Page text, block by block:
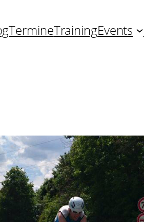
TermineTrainingEvents